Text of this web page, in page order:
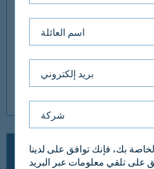
المعني، تم بيع شقة مكونة من غرفتي نوم في فبراير 2021 مقابل
جنيه إسترليني لكل قدم مربع / 4.305 جنيه إسترليني لكل متر مربع)
عهد
بك، فإنك توافق على لدينا
على تلقي معلومات عبر البريد